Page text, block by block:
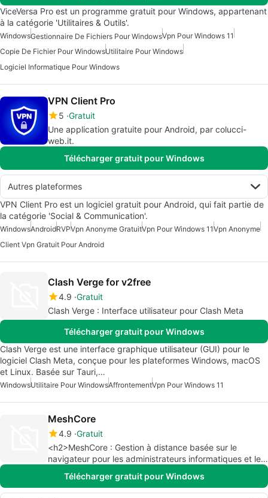
ViceVersa Pro est un programme gratuit pour Windows, appartenant
à la catégorie 'Utilitaires & Outils'.
WindowsGestionnaire De Fichiers Pour WindowsVpn Pour Windows 11
Copie De Fichier Pour WindowsUtilitaire Pour Windows
Logiciel Informatique Pour Windows
VPN Client Pro
5 Gratuit
Une application gratuite pour Android, par colucci-
web.it.
Télécharger gratuit pour Windows
Autres plateformes
VPN Client Pro est un logiciel gratuit pour Android, qui fait partie de
la catégorie 'Social & Communication'.
WindowsAndroidRVPVpn Anonyme GratuitVpn Pour Windows 11Vpn Anonyme
Client Vpn Gratuit Pour Android
Clash Verge for v2free
4.9 Gratuit
Clash Verge : Interface utilisateur pour Clash Meta
Télécharger gratuit pour Windows
Clash Verge est une interface graphique utilisateur (GUI) pour le
logiciel Clash Meta, conçue pour les plateformes Windows, macOS
et Linux. Basée sur Tauri,…
WindowsUtilitaire Pour WindowsAffrontementVpn Pour Windows 11
MeshCore
4.9 Gratuit
<h2>MeshCore : Gestion à distance basée sur le
navigateur pour les administrateurs informatiques et les
Télécharger gratuit pour Windows